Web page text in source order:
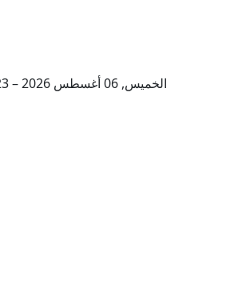
الخميس, 06 أغسطس 2026 – 23 صفر 1448 هـ